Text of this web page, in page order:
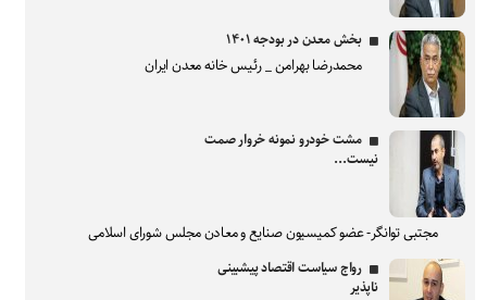
بخش معدن در بودجه ۱۴۰۱
محمدرضا بهرامن _ رئیس خانه معدن ایران
مشت خودرو نمونه خروار صمت
نیست...
مجتبی توانگر- عضو کمیسیون صنایع و معادن مجلس شورای اسلامی
رواج سیاست اقتصاد پیشبینی
ناپذیر